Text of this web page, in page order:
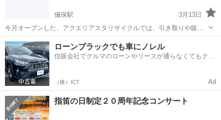
儀保駅
3月13日
今月オープンした、アクエリアスタリサイクルでは、引き取りや販売
だけでは無く、イベント用機器のレンタルもスタートした😅 他の業者
と比較して下さいね〜 お気軽にお問い合わせ下さい。
沖縄 名護市 儀保駅 コンサート/ショー
ローンブラックでも車にノレル
信販会社でクルマのローンやリースが通らなくてもクル
（株）ICT Ad
指笛の日制定２０周年記念コンサート